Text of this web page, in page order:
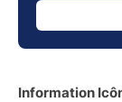
Information